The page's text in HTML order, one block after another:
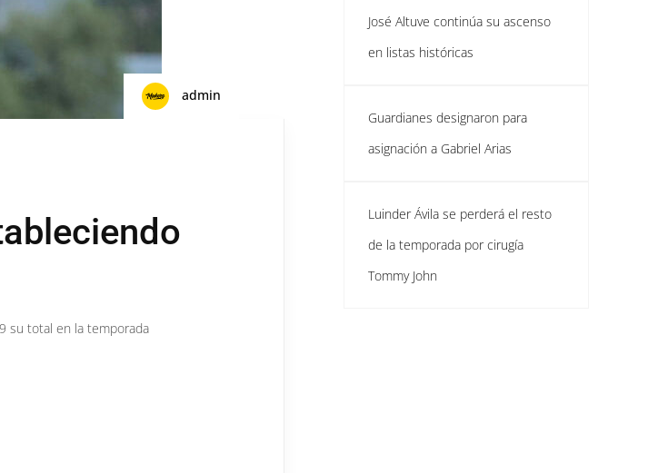
admin
su total en la temporada
José Altuve continúa su ascenso
en listas históricas
Guardianes designaron para
asignación a Gabriel Arias
Luinder Ávila se perderá el resto
de la temporada por cirugía
Tommy John